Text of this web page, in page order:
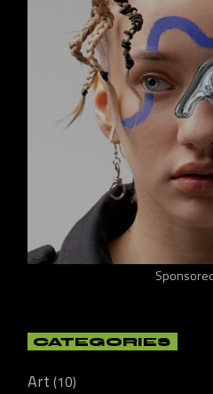
CATEGORIES
Art (10)